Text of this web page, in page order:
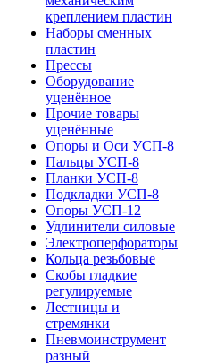
креплением пластин
Наборы сменных
пластин
Прессы
Оборудование
уценённое
Прочие товары
уценённые
Опоры и Оси УСП-8
Пальцы УСП-8
Планки УСП-8
Подкладки УСП-8
Опоры УСП-12
Удлинители силовые
Электроперфораторы
Кольца резьбовые
Скобы гладкие
регулируемые
Лестницы и
стремянки
Пневмоинструмент
разный